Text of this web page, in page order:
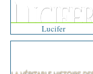
Lucifer